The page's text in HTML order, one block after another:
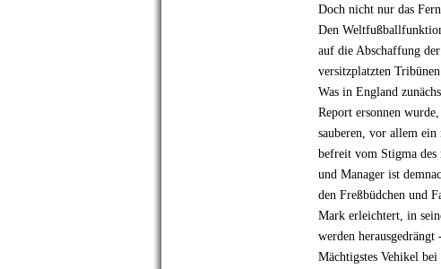
Doch nicht nur das
Den
auf die Abschaffung
versitzplatzten
Was in England
Report ersonnen
sauberen, vor allem
befreit vom Stigma des
und Manager ist
den Freßbüdchen und
Mark erleichtert, in
werden
Mächtigstes Vehikel